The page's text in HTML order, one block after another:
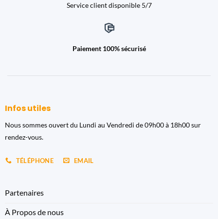
Service client disponible 5/7
Paiement 100% sécurisé
Infos utiles
Nous sommes ouvert du Lundi au Vendredi de 09h00 à 18h00 sur
rendez-vous.
TÉLÉPHONE EMAIL
Partenaires
À Propos de nous